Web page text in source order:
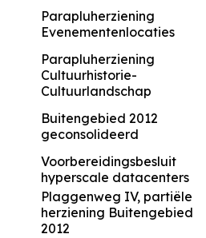
Parapluherziening
Evenementenlocaties
Parapluherziening
Cultuurhistorie-
Cultuurlandschap
Buitengebied 2012
geconsolideerd
Voorbereidingsbesluit
hyperscale datacenters
Plaggenweg IV, partiële
herziening Buitengebied
2012